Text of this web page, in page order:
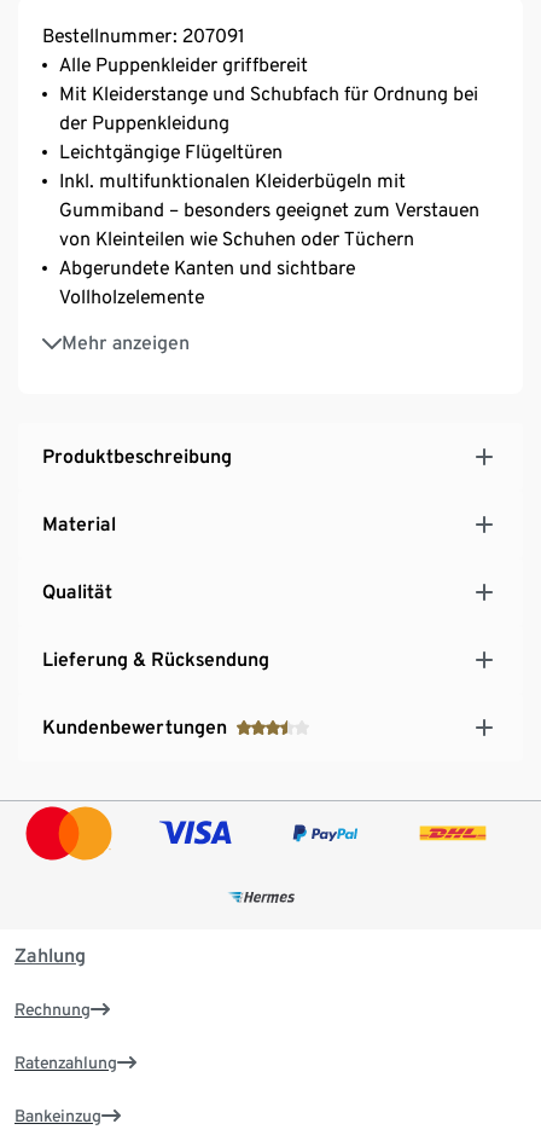
Bestellnummer: 207091
Alle Puppenkleider griffbereit
Mit Kleiderstange und Schubfach für Ordnung bei
der Puppenkleidung
Leichtgängige Flügeltüren
Inkl. multifunktionalen Kleiderbügeln mit
Gummiband – besonders geeignet zum Verstauen
von Kleinteilen wie Schuhen oder Tüchern
Abgerundete Kanten und sichtbare
Vollholzelemente
Mehr anzeigen
Skandinavische Geradlinigkeit, zurückhaltende
Farbgebung und wiederkehrende
Gesamtbild
Produktbeschreibung
Material
Qualität
Lieferung & Rücksendung
Kundenbewertungen
Zahlung
Rechnung
Ratenzahlung
Bankeinzug